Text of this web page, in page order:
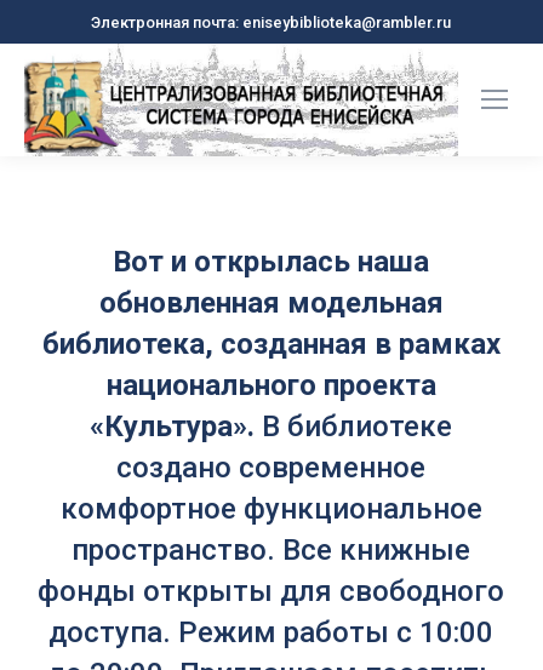
Электронная почта: eniseybiblioteka@rambler.ru
Вот и открылась наша
обновленная модельная
библиотека, созданная в рамках
национального проекта
«Культура». В библиотеке
создано современное
комфортное функциональное
пространство. Все книжные
фонды открыты для свободного
доступа. Режим работы с 10:00